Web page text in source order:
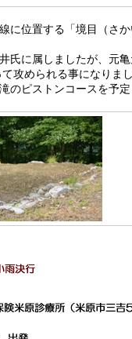
に位置する「境目（さ
氏に属しましたが、元
攻められる事になりま
のピストンコースを予